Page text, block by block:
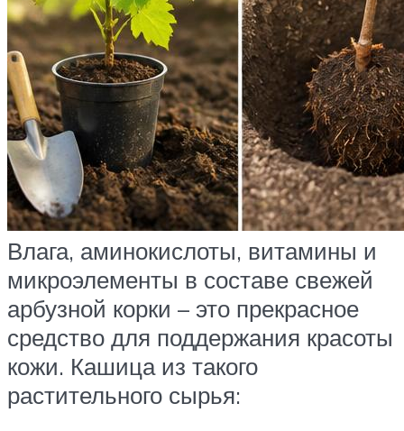
Влага, аминокислоты, витамины и
микроэлементы в составе свежей
арбузной корки – это прекрасное
средство для поддержания красоты
кожи. Кашица из такого
растительного сырья: